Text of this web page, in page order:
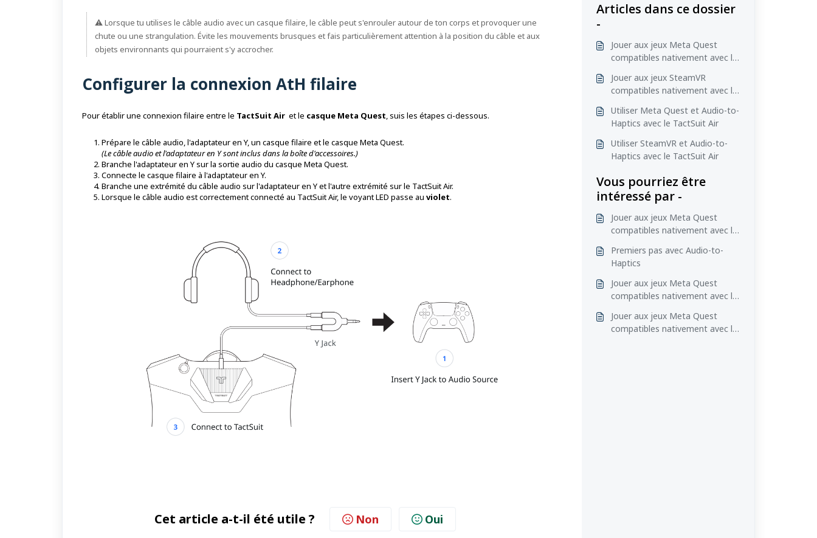
⚠️ Lorsque tu utilises le câble audio avec un casque filaire, le câble peut s'enrouler autour de ton corps et provoquer une
chute ou une strangulation. Évite les mouvements brusques et fais particulièrement attention à la position du câble et aux
objets environnants qui pourraient s'y accrocher.
Configurer la connexion AtH filaire
Pour établir une connexion filaire entre le TactSuit Air et le casque Meta Quest, suis les étapes ci-dessous.
Prépare le câble audio, l'adaptateur en Y, un casque filaire et le casque Meta Quest.
(Le câble audio et l'adaptateur en Y sont inclus dans la boîte d'accessoires.)
Branche l'adaptateur en Y sur la sortie audio du casque Meta Quest.
Connecte le casque filaire à l'adaptateur en Y.
Branche une extrémité du câble audio sur l'adaptateur en Y et l'autre extrémité sur le TactSuit Air.
Lorsque le câble audio est correctement connecté au TactSuit Air, le voyant LED passe au violet.
Cet article a-t-il été utile ? Non Oui
Articles dans ce dossier
-
Jouer aux jeux Meta Quest
compatibles nativement avec le
Jouer aux jeux SteamVR
compatibles nativement avec le
Utiliser Meta Quest et Audio-to-
Haptics avec le TactSuit Air
Utiliser SteamVR et Audio-to-
Haptics avec le TactSuit Air
Vous pourriez être
intéressé par -
Jouer aux jeux Meta Quest
compatibles nativement avec le
Premiers pas avec Audio-to-
Haptics
Jouer aux jeux Meta Quest
compatibles nativement avec le
Jouer aux jeux Meta Quest
compatibles nativement avec le